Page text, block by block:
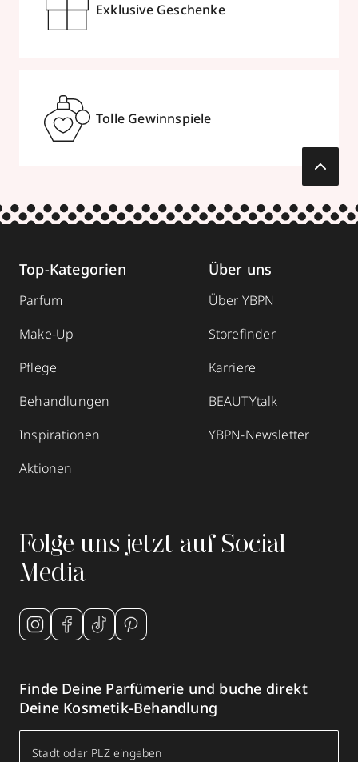
Exklusive Geschenke
Tolle Gewinnspiele
Top-Kategorien
Parfum
Make-Up
Pflege
Behandlungen
Inspirationen
Aktionen
Über uns
Über YBPN
Storefinder
Karriere
BEAUTYtalk
YBPN-Newsletter
Folge uns jetzt auf Social
Media
Finde Deine Parfümerie und buche direkt
Deine Kosmetik-Behandlung